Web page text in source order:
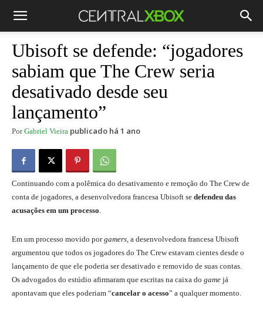
Ubisoft se defende: “jogadores
sabiam que The Crew seria
desativado desde seu
lançamento”
Por Gabriel Vieira publicado há 1 ano
Continuando com a polêmica do desativamento e remoção do The Crew de
conta de jogadores, a desenvolvedora francesa Ubisoft se defendeu das
acusações em um processo.
Em um processo movido porgamers, a desenvolvedora francesa Ubisoft
argumentou que todos os jogadores do The Crew estavam cientes desde o
lançamento de que ele poderia ser desativado e removido de suas contas.
Os advogados do estúdio afirmaram que escritas na caixa do game já
apontavam que eles poderiam “cancelar o acesso” a qualquer momento.